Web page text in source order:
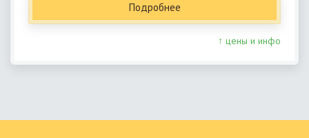
Подробнее
↑ цены и инфо